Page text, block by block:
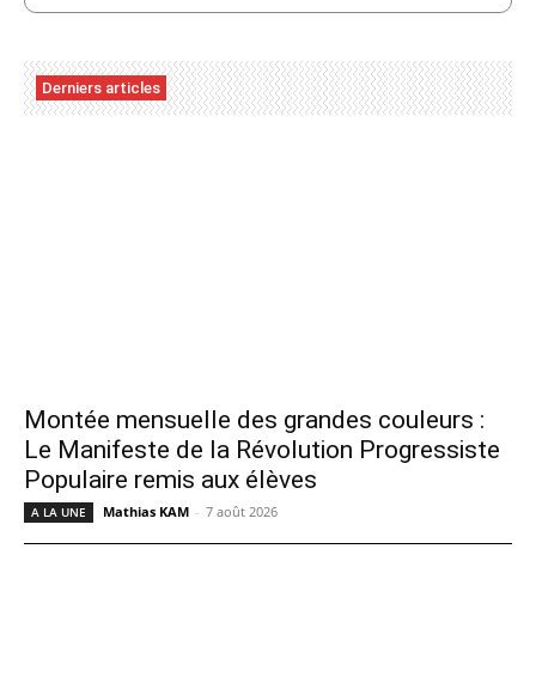
Derniers articles
Montée mensuelle des grandes couleurs :
Le Manifeste de la Révolution Progressiste
Populaire remis aux élèves
A LA UNE Mathias KAM - 7 août 2026